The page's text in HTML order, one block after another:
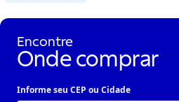
Encontre
Onde comprar
Informe seu CEP ou Cidade